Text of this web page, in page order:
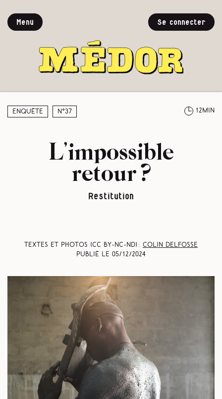
Menu Se connecter
Enquête N°37 12min
L’impossible
retour ?
Restitution
Textes et photos (CC BY-NC-ND) : Colin Delfosse
Publié le 05/12/2024